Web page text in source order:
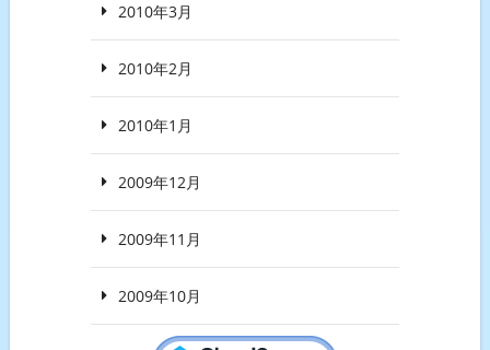
2010年3月
2010年2月
2010年1月
2009年12月
2009年11月
2009年10月